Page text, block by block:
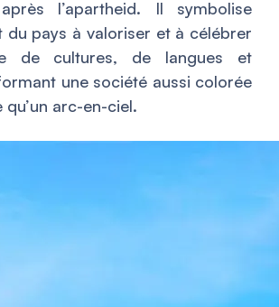
l’apartheid. Il symbolise
du pays à valoriser et à célébrer
de cultures, de langues et
une société aussi colorée
arc-en-ciel.